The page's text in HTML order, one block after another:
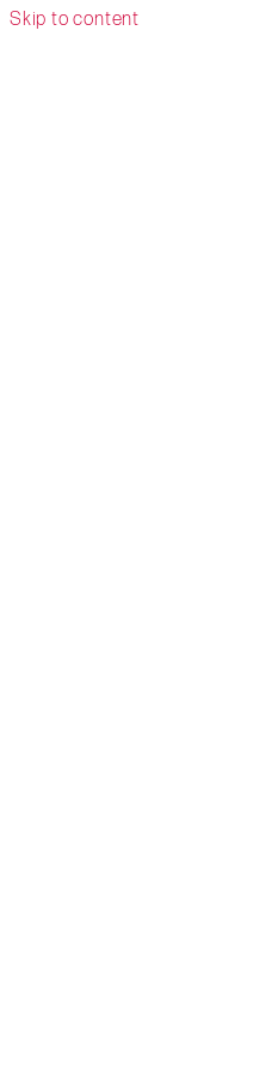
Skip to content